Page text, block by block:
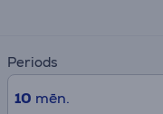
Periods
10 mēn.